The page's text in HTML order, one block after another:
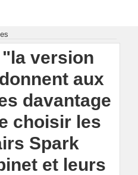
version
aux
davantage
choisir les
Spark
et leurs